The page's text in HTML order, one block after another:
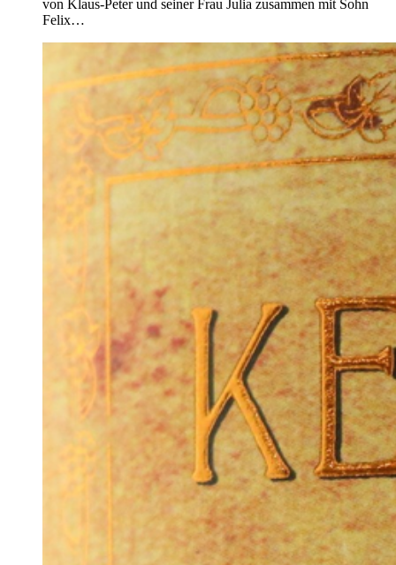
von Klaus-Peter und seiner Frau Julia zusammen mit Sohn
Felix…